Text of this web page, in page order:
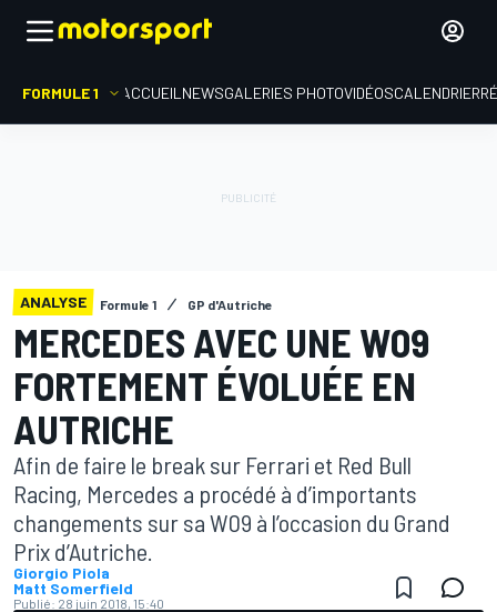
FORMULE 1 ACCUEIL NEWSGALERIES PHOTOVIDÉOSCALENDRIER
ANALYSE Formule 1 GP d'Autriche
MERCEDES AVEC UNE W09
FORTEMENT ÉVOLUÉE EN
AUTRICHE
Afin de faire le break sur Ferrari et Red Bull
Racing, Mercedes a procédé à d’importants
changements sur sa W09 à l’occasion du Grand
Prix d’Autriche.
Giorgio Piola
Matt Somerfield
Publié: 28 juin 2018, 15:40